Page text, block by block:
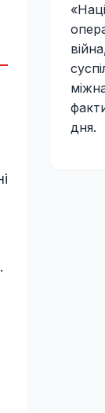
дня.